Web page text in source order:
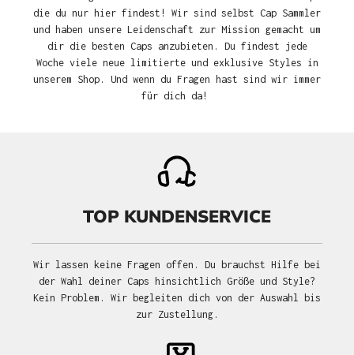
die du nur hier findest! Wir sind selbst Cap Sammler
und haben unsere Leidenschaft zur Mission gemacht um
dir die besten Caps anzubieten. Du findest jede
Woche viele neue limitierte und exklusive Styles in
unserem Shop. Und wenn du Fragen hast sind wir immer
für dich da!
TOP KUNDENSERVICE
Wir lassen keine Fragen offen. Du brauchst Hilfe bei
der Wahl deiner Caps hinsichtlich Größe und Style?
Kein Problem. Wir begleiten dich von der Auswahl bis
zur Zustellung.